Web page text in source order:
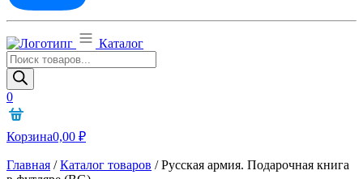
Каталог
Поиск
товаров
0
Корзина0,00 ₽
Главная /Каталог товаров /Русская армия. Подарочная книга